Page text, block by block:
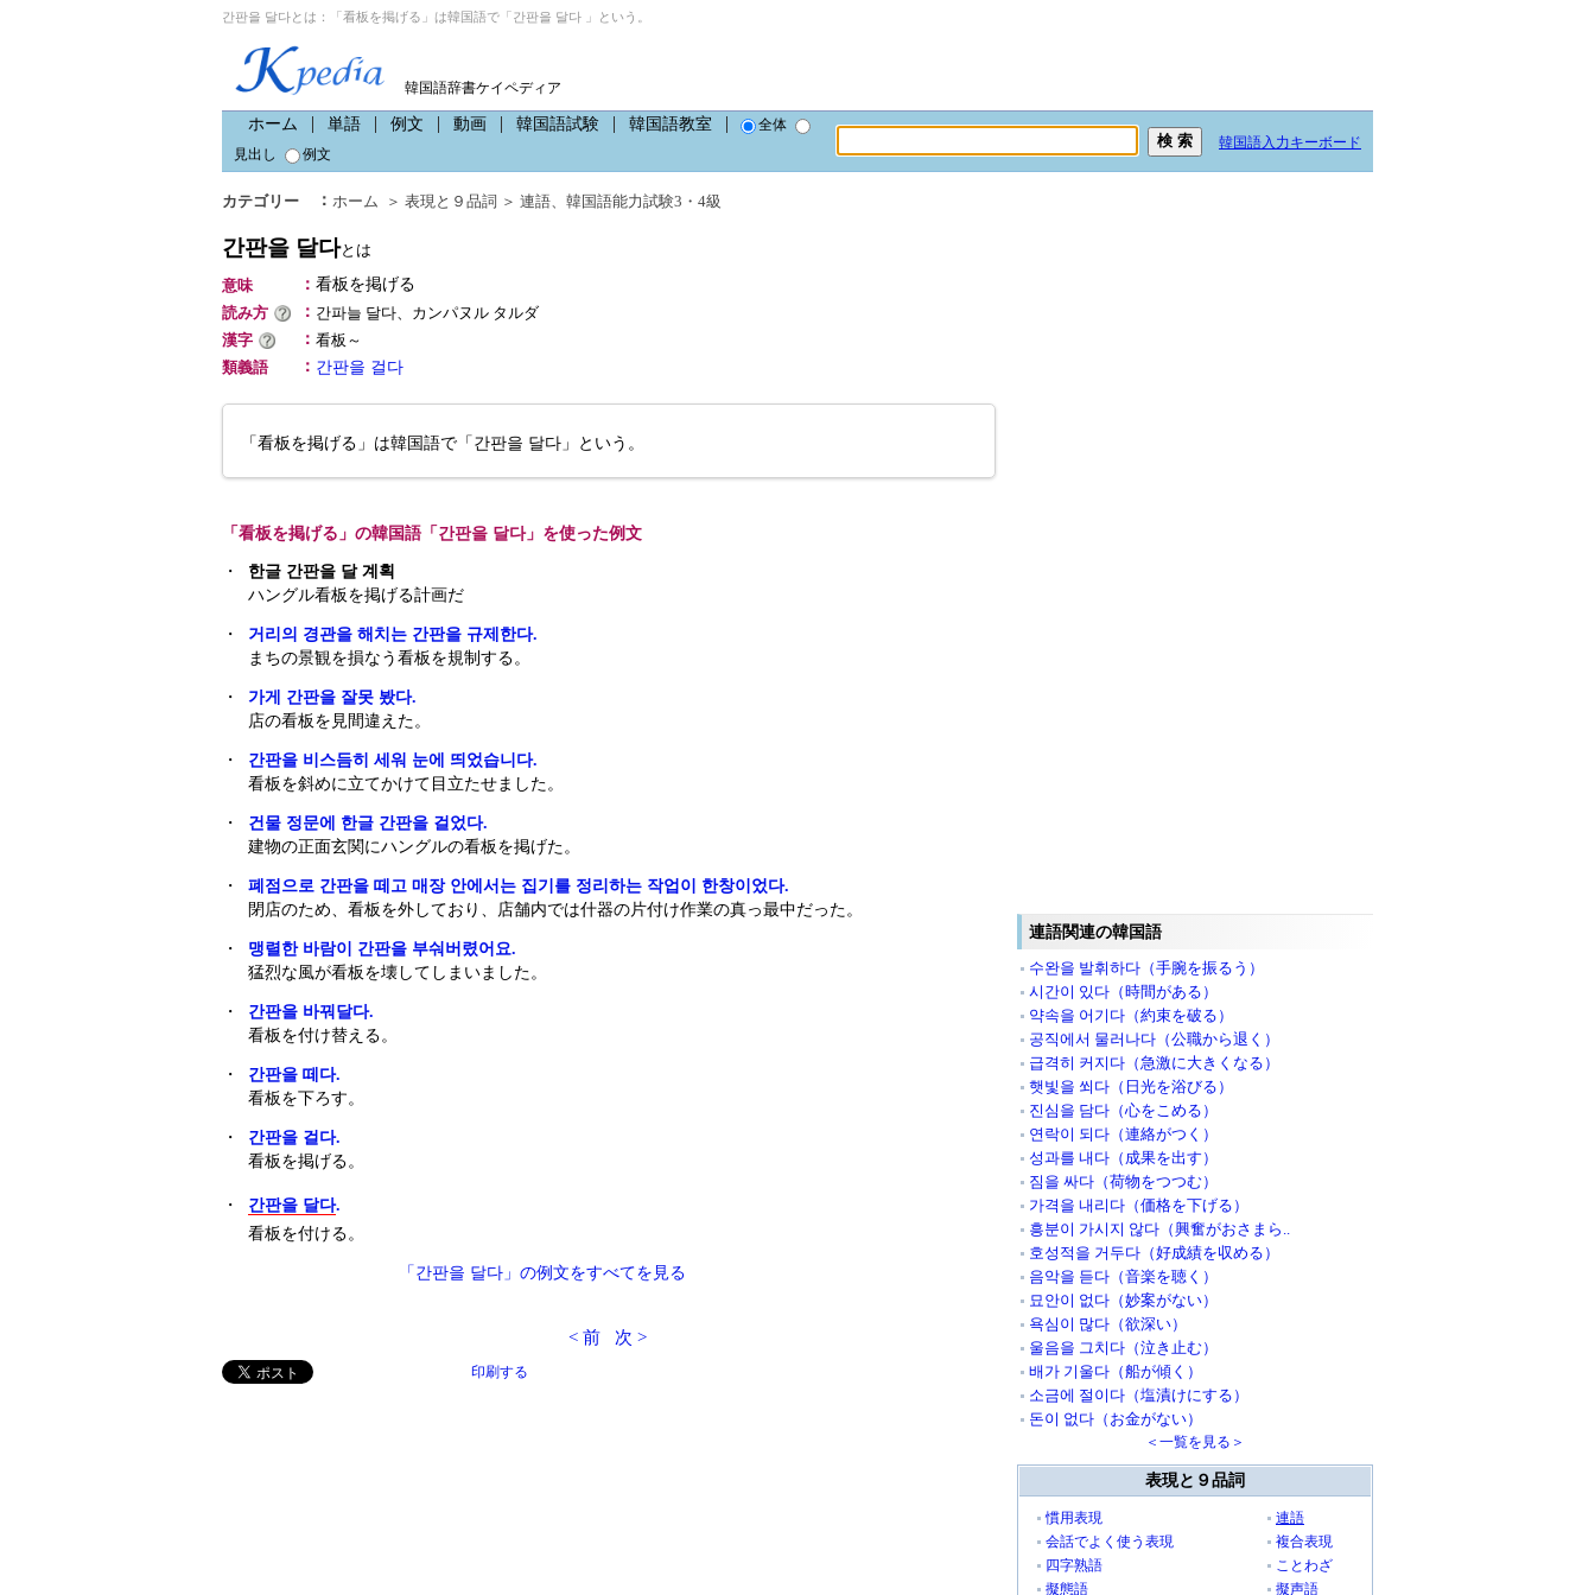
간판을 달다とは：「看板を掲げる」は韓国語で「간판을 달다 」という。
韓国語辞書ケイペディア
ホーム 単語 例文 動画 韓国語試験 韓国語教室
全体
見出し
例文
韓国語入力キーボード
カテゴリー ： ホーム ＞ 表現と９品詞 ＞ 連語、 韓国語能力試験3・4級
간판을 달다とは
意味
： 看板を掲げる
読み方
： 간파늘 달다、カンパヌル タルダ
漢字
： 看板～
類義語
： 간판을 걸다
「看板を掲げる」は韓国語で「간판을 달다」という。
「看板を掲げる」の韓国語「간판을 달다」を使った例文
・
한글 간판을 달 계획
ハングル看板を掲げる計画だ
・
거리의 경관을 해치는 간판을 규제한다.
まちの景観を損なう看板を規制する。
・
가게 간판을 잘못 봤다.
店の看板を見間違えた。
・
간판을 비스듬히 세워 눈에 띄었습니다.
看板を斜めに立てかけて目立たせました。
・
건물 정문에 한글 간판을 걸었다.
建物の正面玄関にハングルの看板を掲げた。
・
폐점으로 간판을 떼고 매장 안에서는 집기를 정리하는 작업이 한창이었다.
閉店のため、看板を外しており、店舗内では什器の片付け作業の真っ最中だった。
・
맹렬한 바람이 간판을 부숴버렸어요.
猛烈な風が看板を壊してしまいました。
・
간판을 바꿔달다.
看板を付け替える。
・
간판을 떼다.
看板を下ろす。
・
간판을 걸다.
看板を掲げる。
・ 간판을 달다.
看板を付ける。
「간판을 달다」の例文をすべてを見る
< 前 次 >
印刷する
連語関連の韓国語
수완을 발휘하다（手腕を振るう）
시간이 있다（時間がある）
약속을 어기다（約束を破る）
공직에서 물러나다（公職から退く）
급격히 커지다（急激に大きくなる）
햇빛을 쐬다（日光を浴びる）
진심을 담다（心をこめる）
연락이 되다（連絡がつく）
성과를 내다（成果を出す）
짐을 싸다（荷物をつつむ）
가격을 내리다（価格を下げる）
흥분이 가시지 않다（興奮がおさまら..
호성적을 거두다（好成績を収める）
음악을 듣다（音楽を聴く）
묘안이 없다（妙案がない）
욕심이 많다（欲深い）
울음을 그치다（泣き止む）
배가 기울다（船が傾く）
소금에 절이다（塩漬けにする）
돈이 없다（お金がない）
＜一覧を見る＞
表現と９品詞
慣用表現
連語
会話でよく使う表現
複合表現
四字熟語
ことわざ
擬態語
擬声語